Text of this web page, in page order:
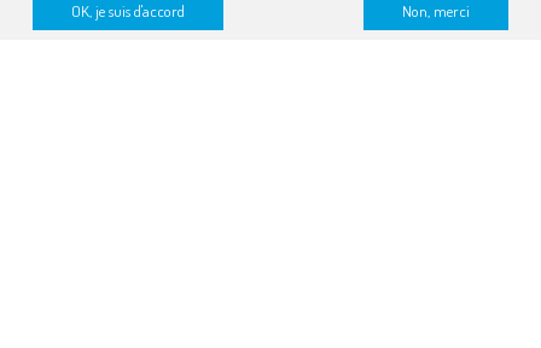
OK, je suis d'accord Non, merci